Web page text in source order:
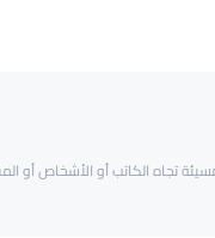
تجاه الكاتب أو الأشخاص أو